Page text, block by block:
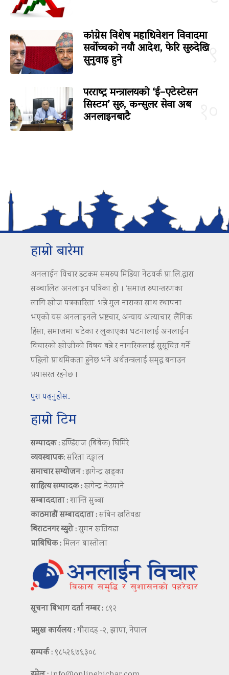
९
कांग्रेस विशेष महाधिवेशन विवादमा
सर्वोच्चको नयाँ आदेश, फेरि सुरुदेखि
सुनुवाइ हुने
परराष्ट्र मन्त्रालयको ‘ई–एटेस्टेसन
सिस्टम’ सुरु, कन्सुलर सेवा अब
अनलाइनबाटै
हाम्रो बारेमा
अनलाईन विचार डटकम समरुप मिडिया नेटवर्क प्रा.लि.द्वारा
सञ्चालित अनलाइन पत्रिका हो । ‘समाज रुपान्तरणका
लागि खोज पत्रकारिता’ भन्ने मुल नाराका साथ स्थापना
भएको यस अनलाइनले भ्रष्टचार, अन्याय अत्याचार, लैंगिक
हिंसा, समाजमा घटेका र लुकाएका घटनालाई अनलाईन
विचारको खोजीको विषय बन्ने र नागरिकलाई सुसूचित गर्ने
पहिलो प्राथमिकता हुनेछ भने अर्थतन्त्रलाई समृद्ध बनाउन
प्रयासरत रहनेछ ।
पुरा पढ्नुहोस..
हाम्रो टिम
सम्पादक :डण्डिराज (बिबेक) घिमिरे
व्यवस्थापक:सरिता दङ्गाल
समाचार सम्योजन :झगेन्द्र खड्का
साहित्य सम्पादक :खगेन्द्र नेउपाने
सम्बाददाता :शान्ति सुब्बा
काठमाडौं सम्बाददाता :सबिन खतिवडा
बिराटनगर ब्युरो :सुमन खतिवडा
प्राबिधिक :मिलन बास्तोला
सूचना बिभाग दर्ता नम्बर : ८९२
प्रमुख कार्यलय :गौरादह -२, झापा, नेपाल
सम्पर्क : ९८५२६७६३०८